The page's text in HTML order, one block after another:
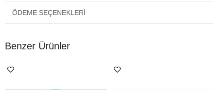
ÖDEME SEÇENEKLERI
Benzer Ürünler